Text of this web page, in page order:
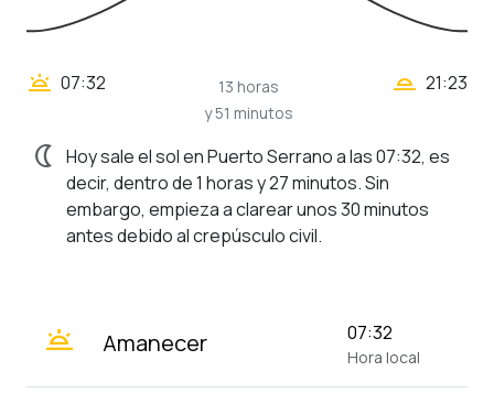
wb_twilight 07:32
13 horas
y 51 minutos
wb_twilight_2 21:23
nightlight Hoy sale el sol en Puerto Serrano a las 07:32, es
decir, dentro de 1 horas y 27 minutos. Sin
embargo, empieza a clarear unos 30 minutos
antes debido al crepúsculo civil.
wb_twilight Amanecer 07:32
Hora local